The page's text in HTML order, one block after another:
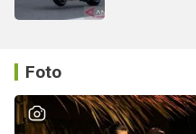
Foto